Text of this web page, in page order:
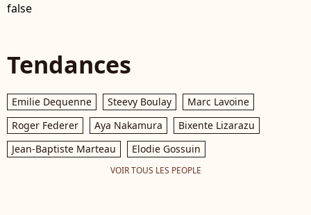
false
Tendances
Emilie Dequenne Steevy Boulay
Marc Lavoine
Roger Federer
Aya Nakamura
Bixente Lizarazu
Jean-Baptiste Marteau
Elodie Gossuin
VOIR TOUS LES PEOPLE